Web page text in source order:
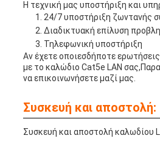
Η τεχνική μας υποστήριξη και
24/7 υποστήριξη ζωντανής
Διαδικτυακή επίλυση
Τηλεφωνική υποστήριξη
Αν έχετε οποιεσδήποτε
με το καλώδιο Cat5e LAN
να επικοινωνήσετε μαζί μας.
Συσκευή και αποστολή:
Συσκευή και αποστολή καλωδίου